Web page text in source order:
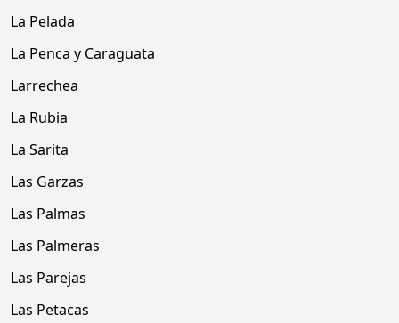
La Pelada
La Penca y Caraguata
Larrechea
La Rubia
La Sarita
Las Garzas
Las Palmas
Las Palmeras
Las Parejas
Las Petacas